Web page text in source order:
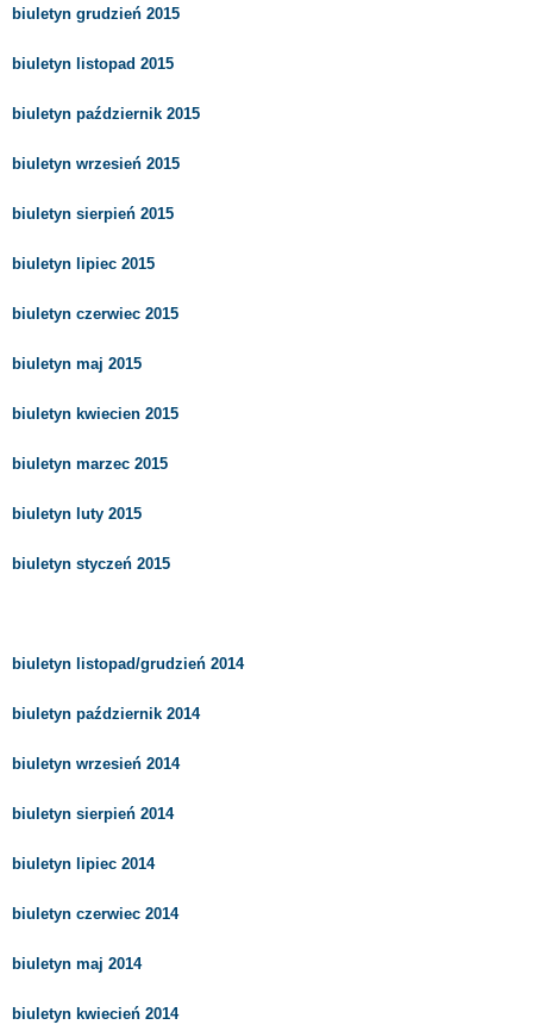
biuletyn grudzień 2015
biuletyn listopad 2015
biuletyn październik 2015
biuletyn wrzesień 2015
biuletyn sierpień 2015
biuletyn lipiec 2015
biuletyn czerwiec 2015
biuletyn maj 2015
biuletyn kwiecien 2015
biuletyn marzec 2015
biuletyn luty 2015
biuletyn styczeń 2015
biuletyn listopad/grudzień 2014
biuletyn październik 2014
biuletyn wrzesień 2014
biuletyn sierpień 2014
biuletyn lipiec 2014
biuletyn czerwiec 2014
biuletyn maj 2014
biuletyn kwiecień 2014